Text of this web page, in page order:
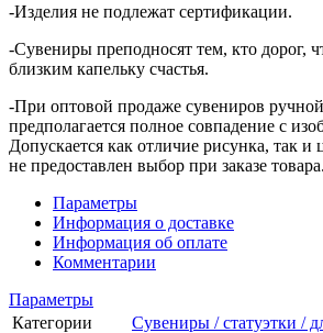
-Изделия не подлежат сертификации.
-Сувениры преподносят тем, кто дорог,
близким капельку счастья.
-При оптовой продаже сувениров
предполагается полное совпадение с
Допускается как отличие рисунка, так и
не предоставлен выбор при заказе товара.
Параметры
Информация о доставке
Информация об оплате
Комментарии
Параметры
Категории
Сувениры / статуэтки /